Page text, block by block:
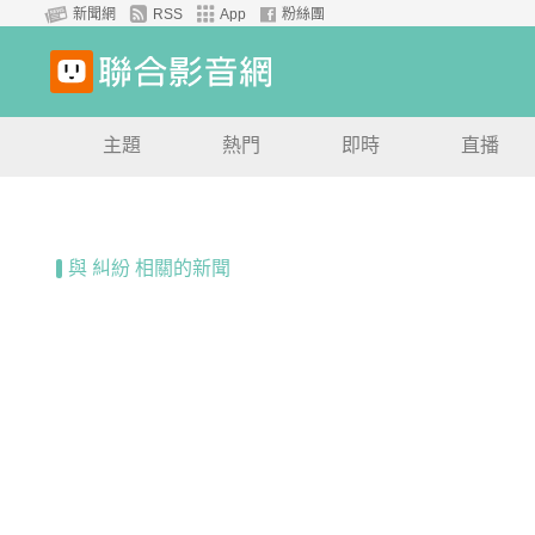
新聞網 RSS App 粉絲團
主題 熱門 即時 直播
與 糾紛 相關的新聞